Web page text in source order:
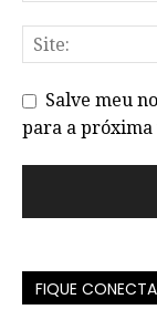
Salve meu
para a próxima
FIQUE